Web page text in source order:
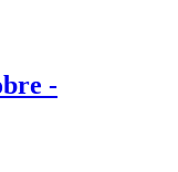
-